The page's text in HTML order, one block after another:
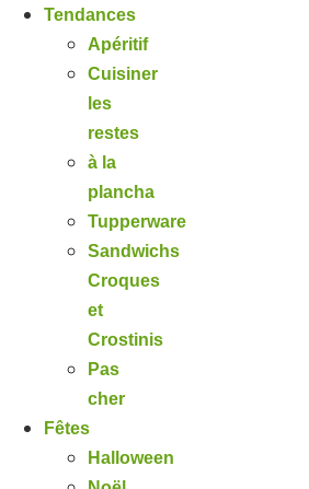
Tendances
Apéritif
Cuisiner
les
restes
à la
plancha
Tupperware
Sandwichs
Croques
et
Crostinis
Pas
cher
Fêtes
Halloween